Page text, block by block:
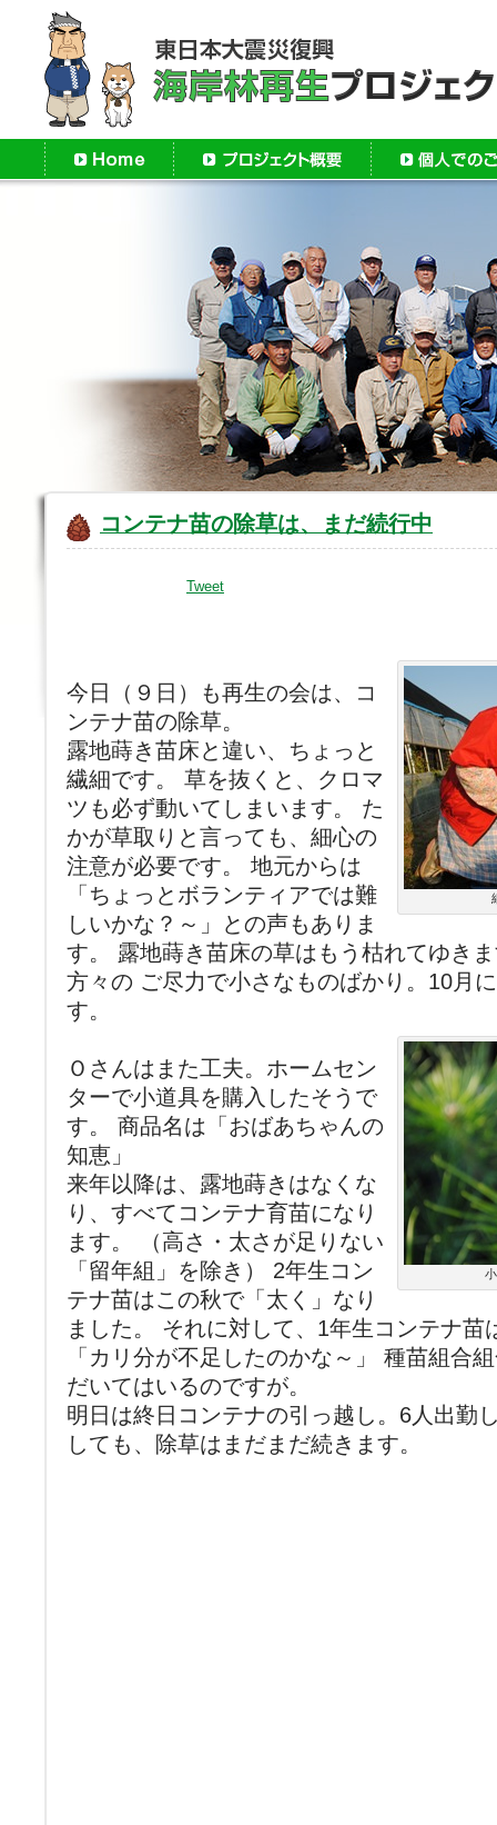
コンテナ苗の除草は、まだ続行中
Tweet
今日（９日）も再生の会は、コ
ンテナ苗の除草。
露地蒔き苗床と違い、ちょっと
繊細です。 草を抜くと、クロマ
ツも必ず動いてしまいます。 た
かが草取りと言っても、細心の
注意が必要です。 地元からは
「ちょっとボランティアでは難
しいかな？～」との声もありま
す。 露地蒔き苗床の草はもう枯れてゆき
方々の ご尽力で小さなものばかり。10月
す。
Ｏさんはまた工夫。ホームセン
ターで小道具を購入したそうで
す。 商品名は「おばあちゃんの
知恵」
来年以降は、露地蒔きはなくな
り、すべてコンテナ育苗になり
ます。 （高さ・太さが足りない
「留年組」を除き） 2年生コン
テナ苗はこの秋で「太く」なり
ました。 それに対して、1年生コンテナ苗
「カリ分が不足したのかな～」 種苗組合
だいてはいるのですが。
明日は終日コンテナの引っ越し。6人出勤
しても、除草はまだまだ続きます。